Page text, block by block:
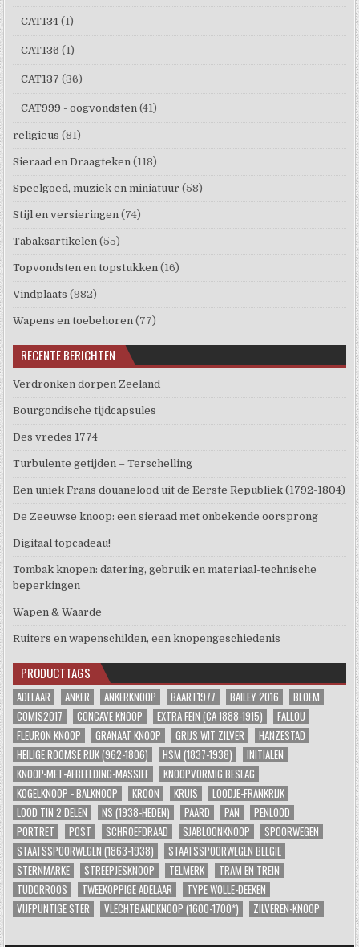
CAT134 (1)
CAT136 (1)
CAT137 (36)
CAT999 - oogvondsten (41)
religieus (81)
Sieraad en Draagteken (118)
Speelgoed, muziek en miniatuur (58)
Stijl en versieringen (74)
Tabaksartikelen (55)
Topvondsten en topstukken (16)
Vindplaats (982)
Wapens en toebehoren (77)
RECENTE BERICHTEN
Verdronken dorpen Zeeland
Bourgondische tijdcapsules
Des vredes 1774
Turbulente getijden – Terschelling
Een uniek Frans douanelood uit de Eerste Republiek (1792-1804)
De Zeeuwse knoop: een sieraad met onbekende oorsprong
Digitaal topcadeau!
Tombak knopen: datering, gebruik en materiaal-technische
beperkingen
Wapen & Waarde
Ruiters en wapenschilden, een knopengeschiedenis
PRODUCTTAGS
ADELAAR ANKER ANKERKNOOP BAART1977 BAILEY 2016
BLOEM
COMIS2017
CONCAVE KNOOP EXTRA FEIN (CA 1888-1915)
FALLOU
FLEURON KNOOP
GRANAAT KNOOP GRIJS WIT ZILVER
HANZESTAD
HEILIGE ROOMSE RIJK (962-1806)
HSM (1837-1938)
INITIALEN
KNOOP-MET-AFBEELDING-MASSIEF
KNOOPVORMIG BESLAG
KOGELKNOOP - BALKNOOP
KROON KRUIS
LOODJE-FRANKRIJK
LOOD TIN 2 DELEN
NS (1938-HEDEN) PAARD PAN
PENLOOD
PORTRET
POST SCHROEFDRAAD SJABLOONKNOOP
SPOORWEGEN
STAATSSPOORWEGEN (1863-1938)
STAATSSPOORWEGEN BELGIE
STERNMARKE
STREEPJESKNOOP TELMERK
TRAM EN TREIN
TUDORROOS
TWEEKOPPIGE ADELAAR
TYPE WOLLE-DEEKEN
VIJFPUNTIGE STER
VLECHTBANDKNOOP (1600-1700*) ZILVEREN-KNOOP